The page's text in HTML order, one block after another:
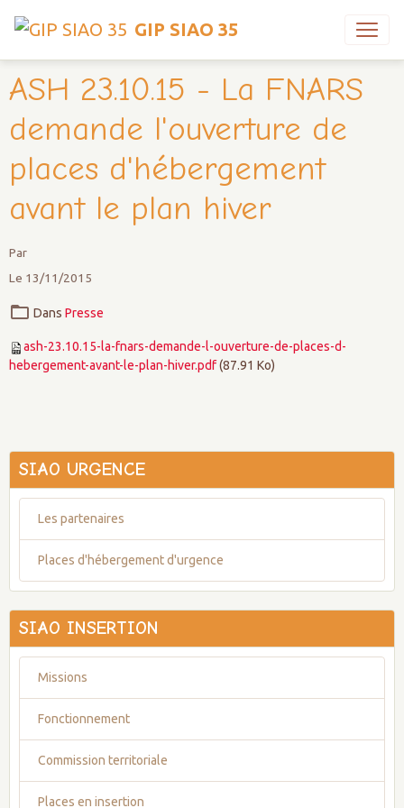
GIP SIAO 35
ASH 23.10.15 - La FNARS
demande l'ouverture de
places d'hébergement
avant le plan hiver
Par
Le 13/11/2015
Dans Presse
ash-23.10.15-la-fnars-demande-l-ouverture-de-places-d-
hebergement-avant-le-plan-hiver.pdf(87.91 Ko)
SIAO URGENCE
Les partenaires
Places d'hébergement d'urgence
SIAO INSERTION
Missions
Fonctionnement
Commission territoriale
Places en insertion